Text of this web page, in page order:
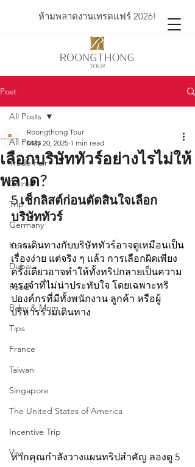
ห้ามพลาดงานเทรดแฟร์ 2026!
Post
All Posts
Trade Fair
China
Trip
Germany
Korea
Dubai
Food
Baby & Mom
Tips
France
Taiwan
Singapore
The United States of America
Incentive Trip
Visa
All Posts
เลือกบริษัททัวร์อย่างไรไม่ให้
พลาด?
Roongthong Tour
May 20, 2025 1 min read
5 เช็กลิสต์ก่อนตัดสินใจเลือก
บริษัททัวร์
การเดินทางกับบริษัททัวร์อาจดูเหมือนเป็น
เรื่องง่าย แต่จริง ๆ แล้ว การเลือกผิดเพียง
ครั้งเดียวอาจทำให้ทั้งทริปกลายเป็นความ
ทรงจำที่ไม่น่าประทับใจ โดยเฉพาะทริ
ปองค์กรที่มีทั้งพนักงาน ลูกค้า หรือผู้
บริหารร่วมเดินทาง
หากคุณกำลังวางแผนทริปสำคัญ ลองดู 5